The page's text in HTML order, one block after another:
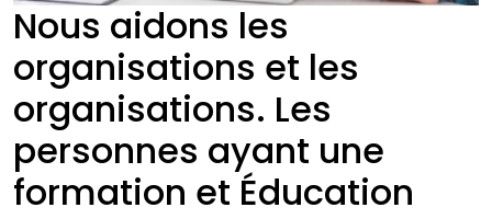
Nous aidons les
organisations et les
organisations. Les
personnes ayant une
formation et Éducation